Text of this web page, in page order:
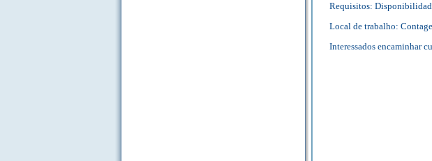
Requisitos:
Local de trabalho:
Interessados encaminhar